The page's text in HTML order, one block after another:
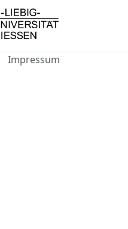
Impressum